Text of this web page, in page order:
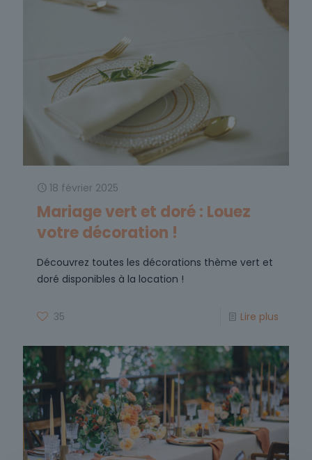
18 février 2025
Mariage vert et doré : Louez
votre décoration !
Découvrez toutes les décorations thème vert et
doré disponibles à la location !
35 Lire plus